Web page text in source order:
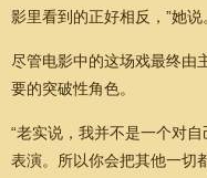
影里看到的正好相反，”她
尽管电影中的这场戏最终由
要的突破性角色。
“老实说，我并不是一个对
表演。所以你会把其他一切